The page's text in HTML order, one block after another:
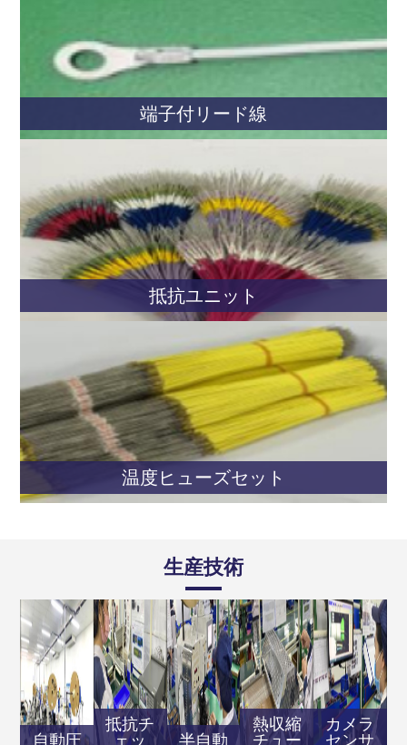
端子付リード線
抵抗ユニット
温度ヒューズセット
生産技術
自動圧
抵抗チ
ェッ
半自動
熱収縮
チュー
カメラ
センサ